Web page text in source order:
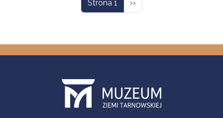
Strona 1 Następna strona
››